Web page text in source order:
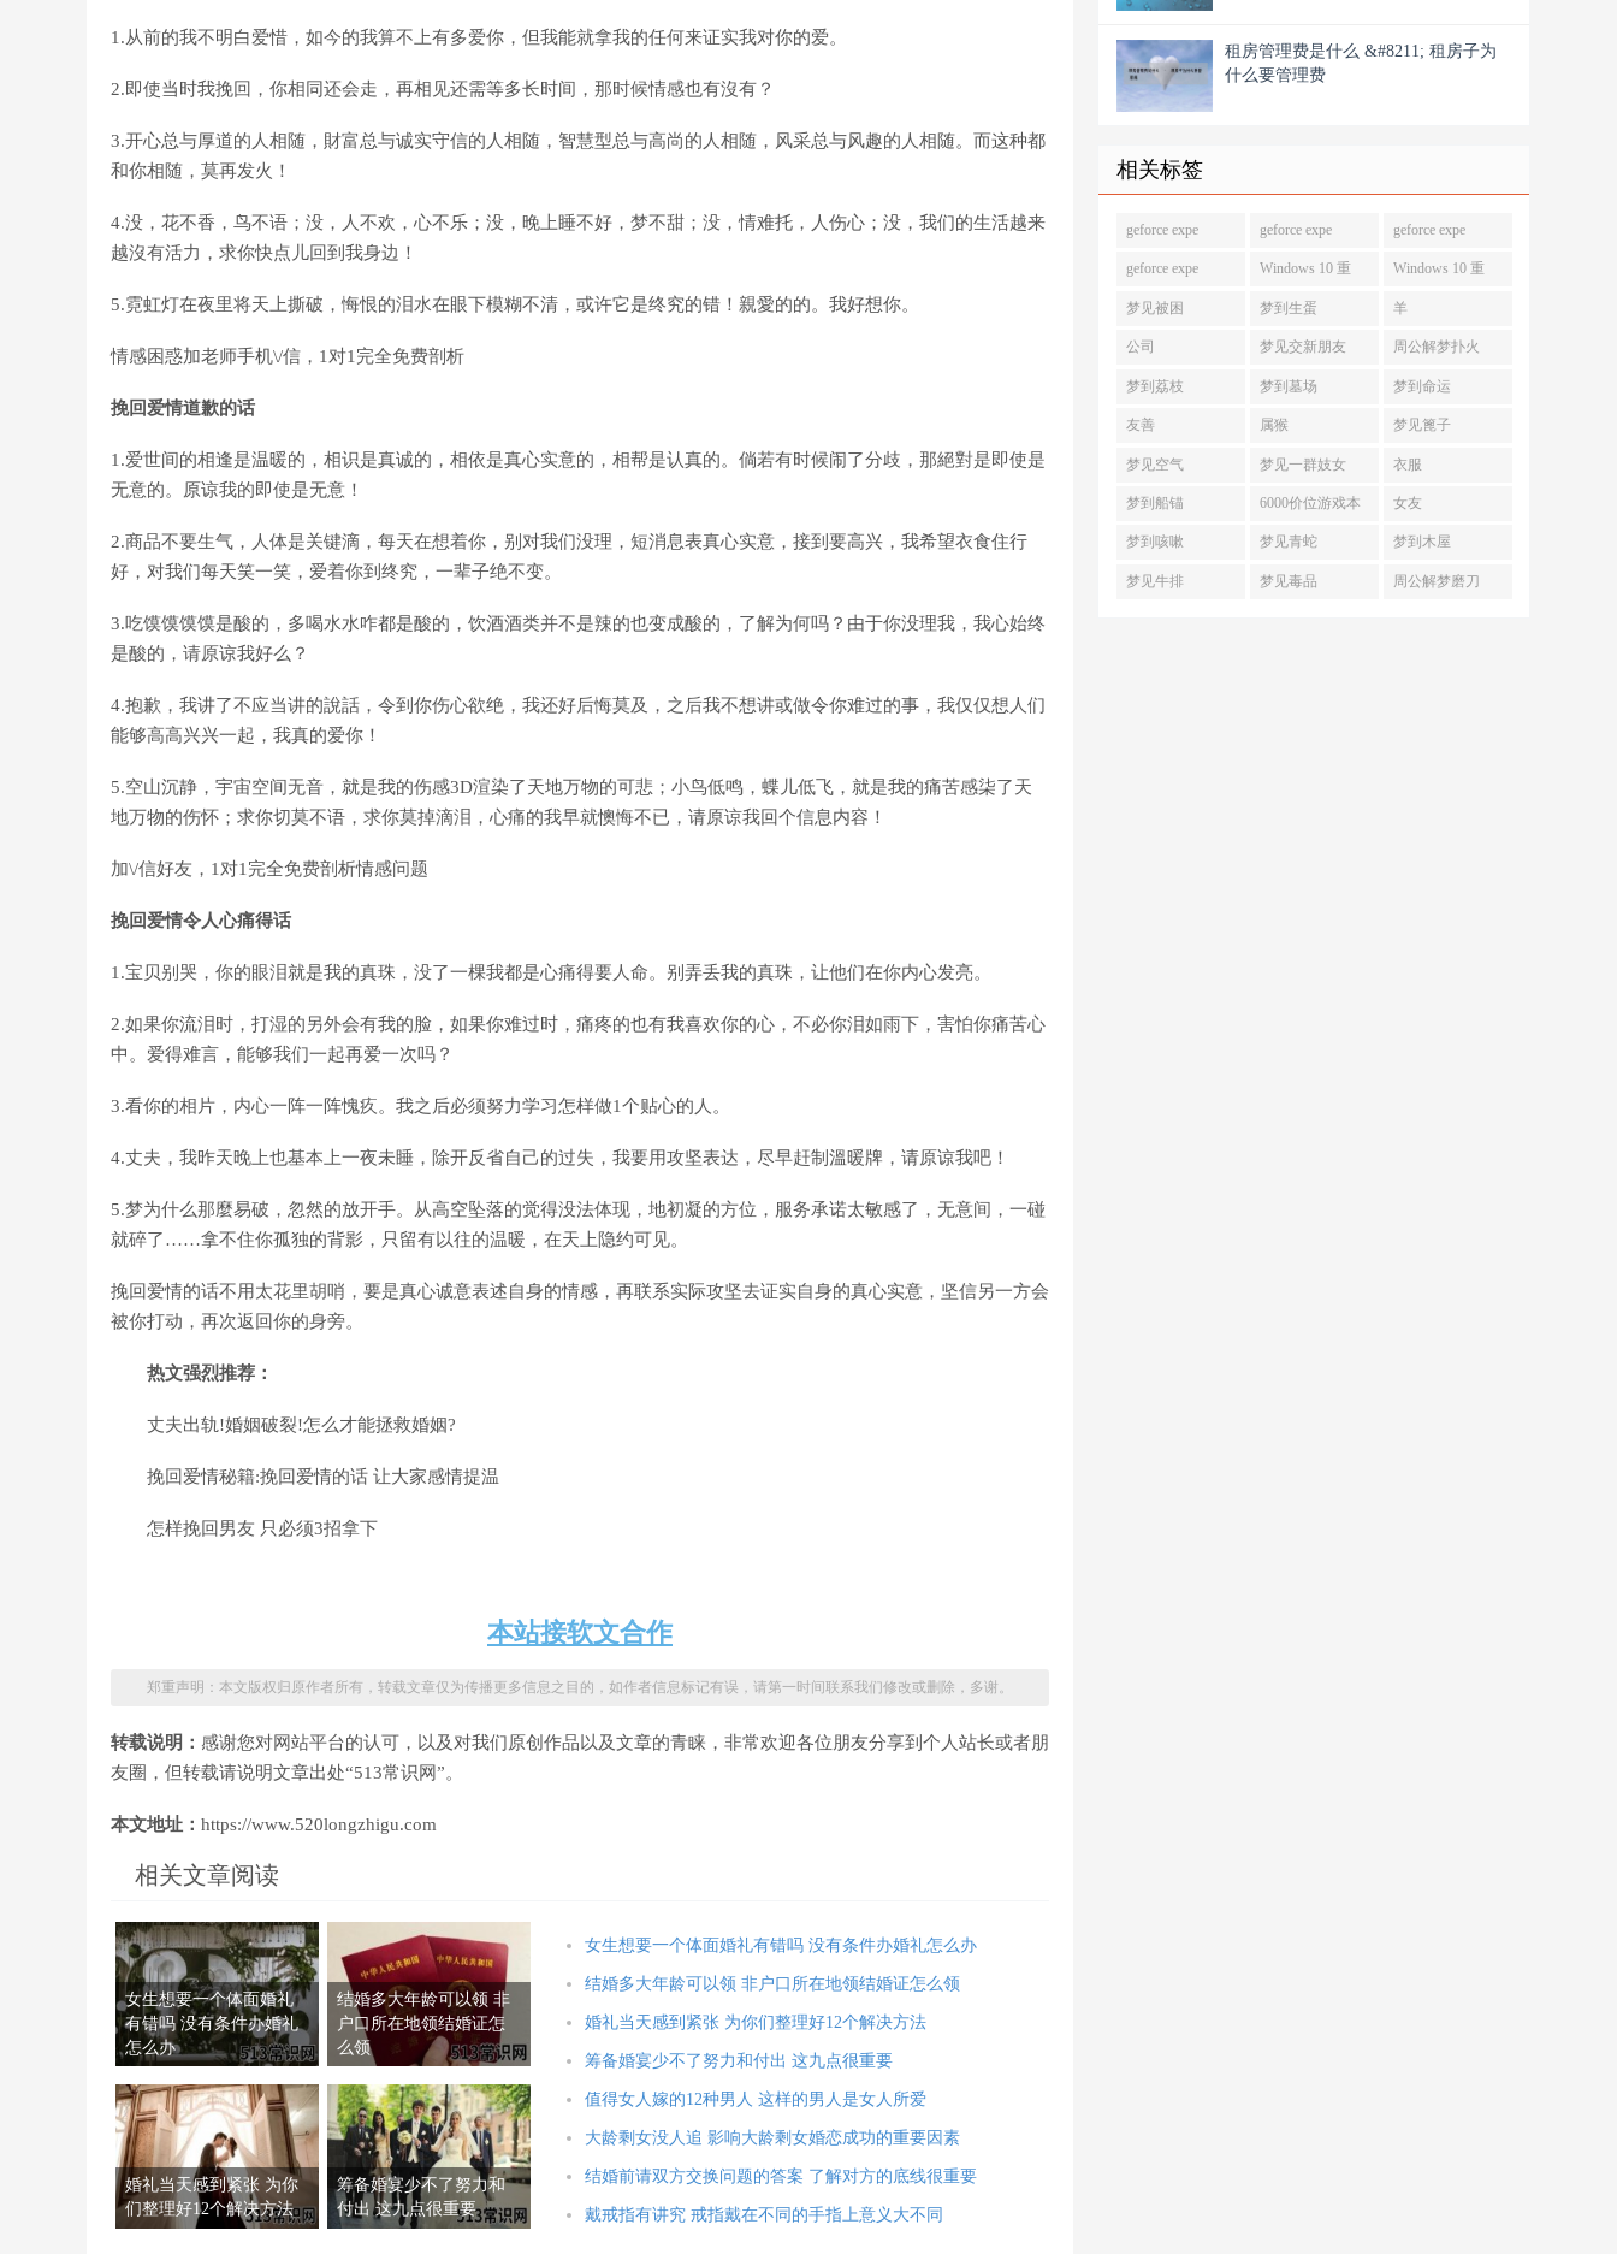
1.从前的我不明白爱惜，如今的我算不上有多爱你，但我能就拿我的任何来证实我对你的爱。
2.即使当时我挽回，你相同还会走，再相见还需等多长时间，那时候情感也有沒有？
3.开心总与厚道的人相随，財富总与诚实守信的人相随，智慧型总与高尚的人相随，风采总与风趣的人相随。而这种都
和你相随，莫再发火！
4.没，花不香，鸟不语；没，人不欢，心不乐；没，晚上睡不好，梦不甜；没，情难托，人伤心；没，我们的生活越来
越沒有活力，求你快点儿回到我身边！
5.霓虹灯在夜里将天上撕破，悔恨的泪水在眼下模糊不清，或许它是终究的错！親愛的的。我好想你。
情感困惑加老师手机\/信 ，1对1完全免费剖析
挽回爱情道歉的话
1.爱世间的相逢是温暖的，相识是真诚的，相依是真心实意的，相帮是认真的。倘若有时候闹了分歧，那絕對是即使是
无意的。原谅我的即使是无意！
2.商品不要生气，人体是关键滴，每天在想着你，别对我们没理，短消息表真心实意，接到要高兴，我希望衣食住行
好，对我们每天笑一笑，爱着你到终究，一辈子绝不变。
3.吃馍馍馍馍是酸的，多喝水水咋都是酸的，饮酒酒类并不是辣的也变成酸的，了解为何吗？由于你没理我，我心始终
是酸的，请原谅我好么？
4.抱歉，我讲了不应当讲的說話，令到你伤心欲绝，我还好后悔莫及，之后我不想讲或做令你难过的事，我仅仅想人们
能够高高兴兴一起，我真的爱你！
5.空山沉静，宇宙空间无音，就是我的伤感3D渲染了天地万物的可悲；小鸟低鸣，蝶儿低飞，就是我的痛苦感柒了天
地万物的伤怀；求你切莫不语，求你莫掉滴泪，心痛的我早就懊悔不已，请原谅我回个信息内容！
加\/信好友 ，1对1完全免费剖析情感问题
挽回爱情令人心痛得话
1.宝贝别哭，你的眼泪就是我的真珠，没了一棵我都是心痛得要人命。别弄丢我的真珠，让他们在你内心发亮。
2.如果你流泪时，打湿的另外会有我的脸，如果你难过时，痛疼的也有我喜欢你的心，不必你泪如雨下，害怕你痛苦心
中。爱得难言，能够我们一起再爱一次吗？
3.看你的相片，内心一阵一阵愧疚。我之后必须努力学习怎样做1个贴心的人。
4.丈夫，我昨天晚上也基本上一夜未睡，除开反省自己的过失，我要用攻坚表达，尽早赶制溫暖牌，请原谅我吧！
5.梦为什么那麼易破，忽然的放开手。从高空坠落的觉得没法体现，地初凝的方位，服务承诺太敏感了，无意间，一碰
就碎了……拿不住你孤独的背影，只留有以往的温暖，在天上隐约可见。
挽回爱情的话不用太花里胡哨，要是真心诚意表述自身的情感，再联系实际攻坚去证实自身的真心实意，坚信另一方会
被你打动，再次返回你的身旁。
热文强烈推荐：
丈夫出轨!婚姻破裂!怎么才能拯救婚姻?
挽回爱情秘籍:挽回爱情的话 让大家感情提温
怎样挽回男友 只必须3招拿下
本站接软文合作
郑重声明：本文版权归原作者所有，转载文章仅为传播更多信息之目的，如作者信息标记有误，请第一时间联系我们修改或删除，多谢。
转载说明： 感谢您对网站平台的认可，以及对我们原创作品以及文章的青睐，非常欢迎各位朋友分享到个人站长或者朋
友圈，但转载请说明文章出处“513常识网”。
本文地址： https://www.520longzhigu.com
相关文章阅读
女生想要一个体面婚礼
有错吗 没有条件办婚礼
怎么办
结婚多大年龄可以领 非
户口所在地领结婚证怎
么领
婚礼当天感到紧张 为你
们整理好12个解决方法
筹备婚宴少不了努力和
付出 这九点很重要
女生想要一个体面婚礼有错吗 没有条件办婚礼怎么办
结婚多大年龄可以领 非户口所在地领结婚证怎么领
婚礼当天感到紧张 为你们整理好12个解决方法
筹备婚宴少不了努力和付出 这九点很重要
值得女人嫁的12种男人 这样的男人是女人所爱
大龄剩女没人追 影响大龄剩女婚恋成功的重要因素
结婚前请双方交换问题的答案 了解对方的底线很重要
戴戒指有讲究 戒指戴在不同的手指上意义大不同
租房管理费是什么 &#8211; 租房子为
什么要管理费
相关标签
geforce expe geforce expe geforce expe
geforce expe Windows 10 重 Windows 10 重
梦见被困 梦到生蛋 羊
公司 梦见交新朋友 周公解梦扑火
梦到荔枝 梦到墓场 梦到命运
友善 属猴 梦见篦子
梦见空气 梦见一群妓女 衣服
梦到船锚 6000价位游戏本 女友
梦到咳嗽 梦见青蛇 梦到木屋
梦见牛排 梦见毒品 周公解梦磨刀